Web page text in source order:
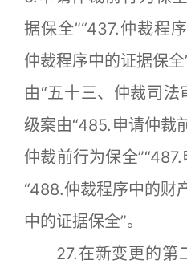
据保全”“437.仲裁程
仲裁程序中的证据保
由“五十三、仲裁司
级案由“485.申请仲裁
仲裁前行为保全
“488.仲裁程序中的财
中的证据保全”。
27.在新变更的第